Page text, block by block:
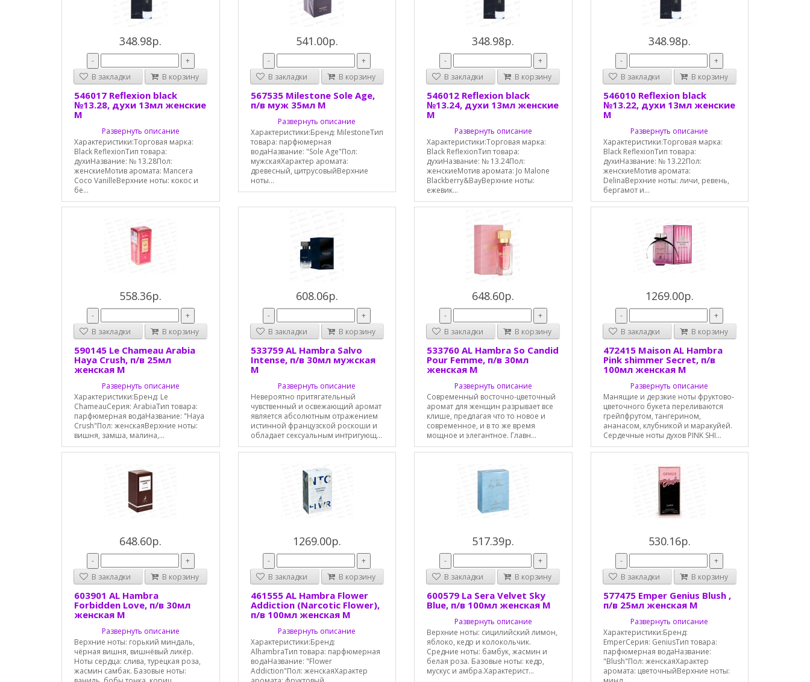
348.98р.
-
+
В закладки
В корзину
546017 Reflexion black
№13.28, духи 13мл женские
М
Развернуть описание
Характеристики:Торговая марка:
Black ReflexionТип товара:
духиНазвание: № 13.28Пол:
женскиеМотив аромата: Mancera
Coco VanilleВерхние ноты: кокос и
бе...
541.00р.
-
+
В закладки
В корзину
567535 Milestone Sole Age,
п/в муж 35мл М
Развернуть описание
Характеристики:Бренд: MilestoneТип
товара: парфюмерная
водаНазвание: "Sole Age"Пол:
мужскаяХарактер аромата:
древесный, цитрусовыйВерхние
ноты...
348.98р.
-
+
В закладки
В корзину
546012 Reflexion black
№13.24, духи 13мл женские
М
Развернуть описание
Характеристики:Торговая марка:
Black ReflexionТип товара:
духиНазвание: № 13.24Пол:
женскиеМотив аромата: Jo Malone
Blackberry&BayВерхние ноты:
ежевик...
348.98р.
-
+
В закладки
В корзину
546010 Reflexion black
№13.22, духи 13мл женские
М
Развернуть описание
Характеристики:Торговая марка:
Black ReflexionТип товара:
духиНазвание: № 13.22Пол:
женскиеМотив аромата:
DelinaВерхние ноты: личи, ревень,
бергамот и...
558.36р.
-
+
В закладки
В корзину
590145 Le Chameau Arabia
Haya Crush, п/в 25мл
женская М
Развернуть описание
Характеристики:Бренд: Le
ChameauСерия: ArabiaТип товара:
парфюмерная водаНазвание: "Haya
Crush"Пол: женскаяВерхние ноты:
вишня, замша, малина,...
608.06р.
-
+
В закладки
В корзину
533759 AL Hambra Salvo
Intense, п/в 30мл мужская
М
Развернуть описание
Невероятно притягательный
чувственный и освежающий аромат
является абсолютным отражением
истинной французской роскоши и
обладает сексуальным интригующ...
648.60р.
-
+
В закладки
В корзину
533760 AL Hambra So Candid
Pour Femme, п/в 30мл
женская М
Развернуть описание
Современный восточно-цветочный
аромат для женщин разрывает все
клише, предлагая что то новое и
современное, и в то же время
мощное и элегантное. Главн...
1269.00р.
-
+
В закладки
В корзину
472415 Maison AL Hambra
Pink shimmer Secret, п/в
100мл женская М
Развернуть описание
Манящие и дерзкие ноты фруктово-
цветочного букета переливаются
грейпфрутом, тангерином,
ананасом, клубникой и маракуйей.
Сердечные ноты духов PINK SHI...
648.60р.
-
+
В закладки
В корзину
603901 AL Hambra
Forbidden Love, п/в 30мл
женская М
Развернуть описание
Верхние ноты: горький миндаль,
чёрная вишня, вишнёвый ликёр.
Ноты сердца: слива, турецкая роза,
жасмин самбак. Базовые ноты:
1269.00р.
-
+
В закладки
В корзину
461555 AL Hambra Flower
Addiction (Narcotic Flower),
п/в 100мл женская М
Развернуть описание
Характеристики:Бренд:
AlhambraТип товара: парфюмерная
водаНазвание: "Flower
Addiction"Пол: женскаяХарактер
517.39р.
-
+
В закладки
В корзину
600579 La Sera Velvet Sky
Blue, п/в 100мл женская М
Развернуть описание
Верхние ноты: сицилийский лимон,
яблоко, кедр и колокольчик.
Средние ноты: бамбук, жасмин и
белая роза. Базовые ноты: кедр,
мускус и амбра.Характерист...
530.16р.
-
+
В закладки
В корзину
577475 Emper Genius Blush ,
п/в 25мл женская М
Развернуть описание
Характеристики:Бренд:
EmperСерия: GeniusТип товара:
парфюмерная водаНазвание:
"Blush"Пол: женскаяХарактер
аромата: цветочныйВерхние ноты: